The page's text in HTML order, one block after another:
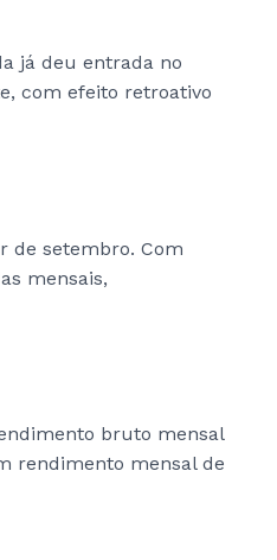
já deu entrada no
com efeito retroativo
de setembro. Com
mensais,
bruto mensal
rendimento mensal de